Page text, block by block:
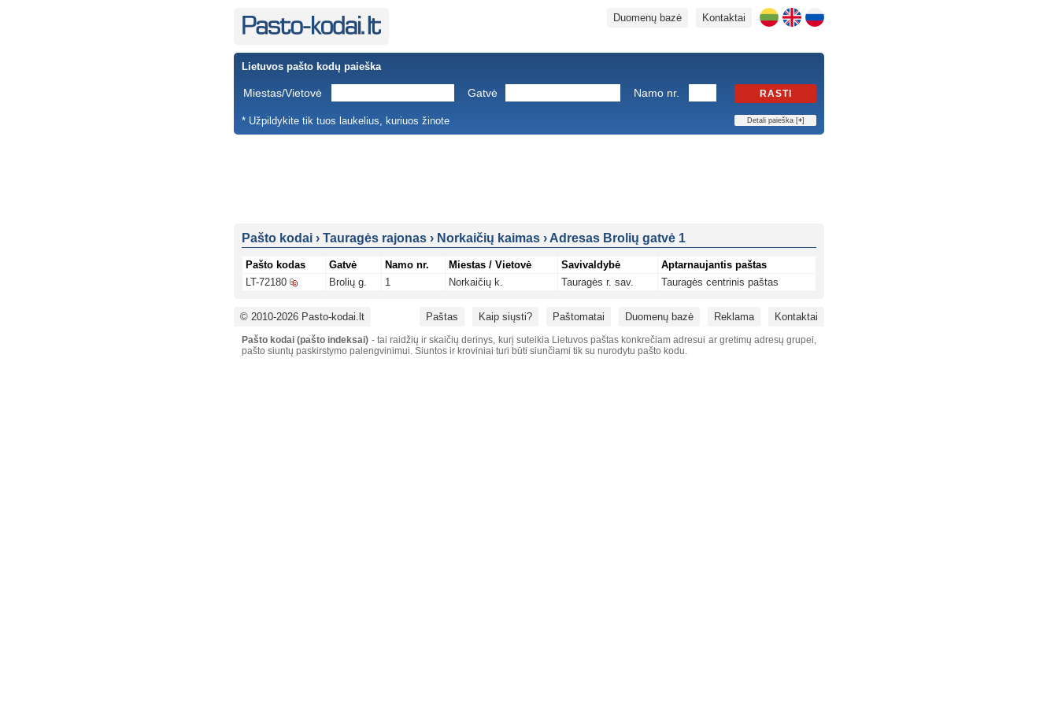
Kontaktai
Duomenų bazė
Lietuvos pašto kodų paieška
Miestas/Vietovė Gatvė Namo nr. RASTI
* Užpildykite tik tuos laukelius, kuriuos žinote Detali paieška [+]
Pašto kodai › Tauragės rajonas › Norkaičių kaimas › Adresas Brolių gatvė 1
Pašto kodas Gatvė Namo nr. Miestas / Vietovė Savivaldybė
Aptarnaujantis paštas
LT-72180
Brolių g. 1 Norkaičių k. Tauragės r. sav. Tauragės centrinis paštas
© 2010-2026 Pasto-kodai.lt Paštas Kaip siųsti? Paštomatai Duomenų bazė Reklama Kontaktai
Pašto kodai (pašto indeksai) - tai raidžių ir skaičių derinys, kurį suteikia Lietuvos paštas konkrečiam adresui ar gretimų adresų grupei,
pašto siuntų paskirstymo palengvinimui. Siuntos ir kroviniai turi būti siunčiami tik su nurodytu pašto kodu.